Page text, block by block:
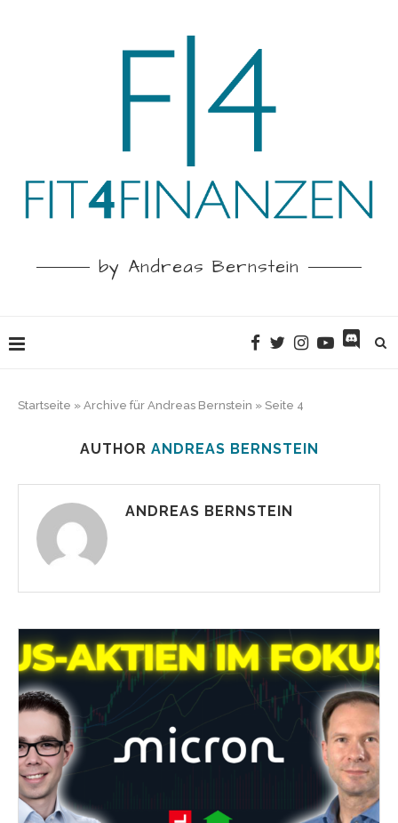
by Andreas Bernstein
Startseite » Archive für Andreas Bernstein » Seite 4
AUTHOR ANDREAS BERNSTEIN
ANDREAS BERNSTEIN